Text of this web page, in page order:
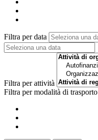
Filtra per data
Filtra per attività
Filtra per modalità di trasporto